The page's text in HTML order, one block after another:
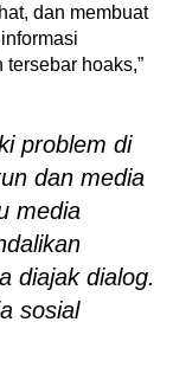
dan membuat
hoaks,”
problem di
dan media
media
diajak dialog.
sosial